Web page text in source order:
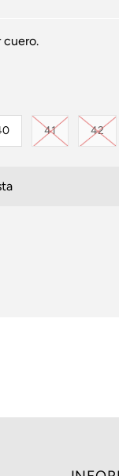
cuero.
o no disponible
41Variante42